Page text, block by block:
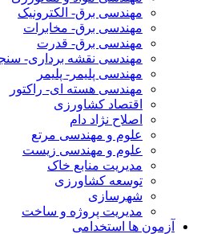
مهندسی برق- الکترونیک
مهندسی برق- مخابرات
مهندسی برق- قدرت
مهندسی نقشه برداری-
مهندسی پلیمر- پلیمر
مهندسی هسته ای- راکتور
اقتصاد کشاورزی
اصلاح نژاد دام
علوم و مهندسی مرتع
علوم و مهندسی زیست
مدیریت منابع خاک
توسعه کشاورزی
شهرسازی
مدیریت پروژه و ساخت
آزمون ها استخدامی